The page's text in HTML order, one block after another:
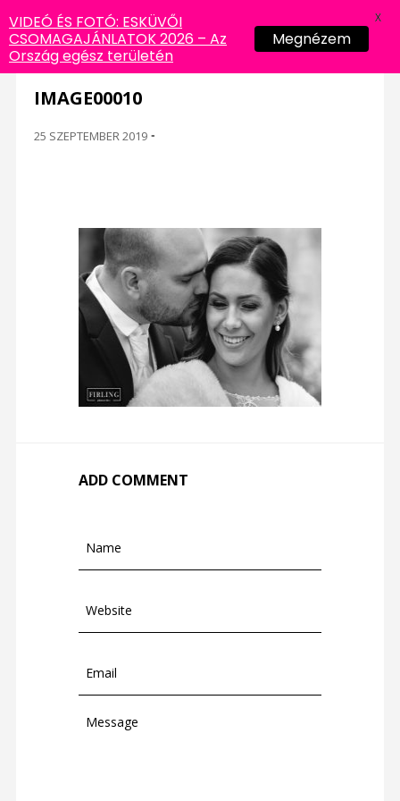
IMAGE00010
25 SZEPTEMBER 2019 -
ADD COMMENT
VIDEÓ ÉS FOTÓ: ESKÜVŐI
CSOMAGAJÁNLATOK 2026 – Az
Ország egész területén
Megnézem
X